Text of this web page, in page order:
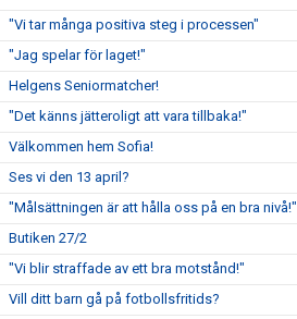
"Vi tar många positiva steg i processen"
"Jag spelar för laget!"
Helgens Seniormatcher!
"Det känns jätteroligt att vara tillbaka!"
Välkommen hem Sofia!
Ses vi den 13 april?
"Målsättningen är att hålla oss på en bra nivå!"
Butiken 27/2
"Vi blir straffade av ett bra motstånd!"
Vill ditt barn gå på fotbollsfritids?